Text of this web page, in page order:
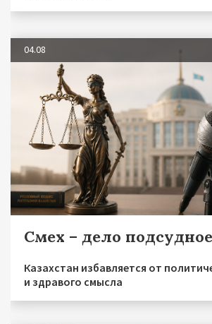
04.08
Смех – дело подсудное
Казахстан избавляется от
и здравого смысла